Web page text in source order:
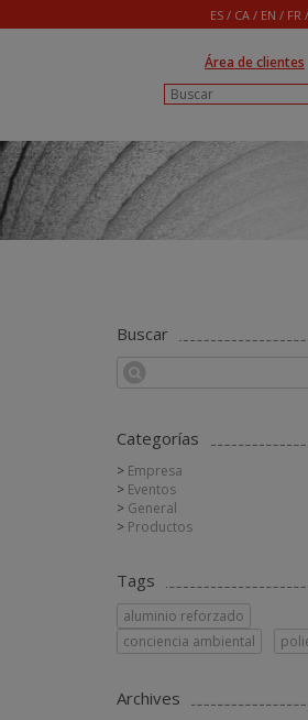
ES / CA / EN / FR /
Área de clientes
Buscar
Categorías
Empresa
Eventos
General
Productos
Tags
aluminio reforzado
conciencia ambiental
Archives